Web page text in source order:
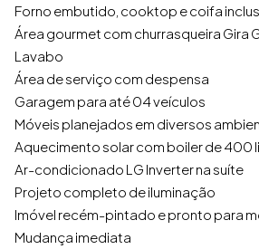
Forno embutido, cooktop e coifa
Área gourmet com churrasqueira Gira
Lavabo
Área de serviço com despensa
Garagem para até 04 veículos
Móveis planejados em diversos
Aquecimento solar com boiler de 400
Ar-condicionado LG Inverter na suíte
Projeto completo de iluminação
Imóvel recém-pintado e pronto para
Mudança imediata